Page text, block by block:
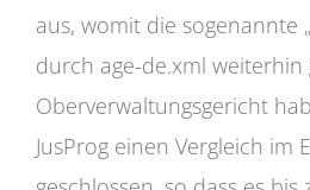
aus, womit die sogenannte
durch age-de.xml weiterhin
Oberverwaltungsgericht
JusProg einen Vergleich im